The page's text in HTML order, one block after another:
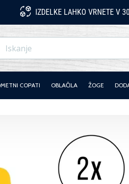
IZDELKE LAHKO VRNETE V
COPATI OBLAČILA ŽOGE